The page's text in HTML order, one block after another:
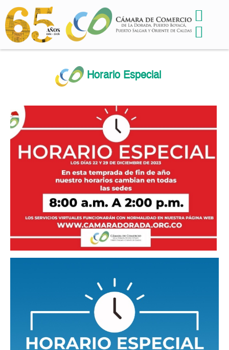
Horario Especial